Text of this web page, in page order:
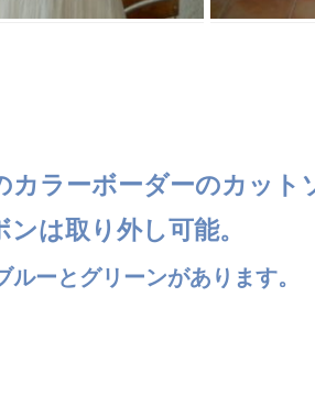
カラーボーダーのカット
は取り外し可能。
ーとグリーンがあります。